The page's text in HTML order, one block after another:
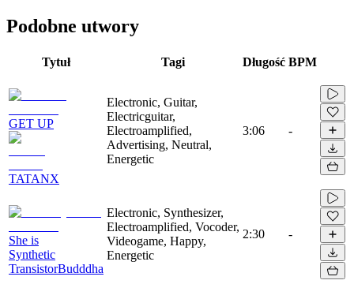
Podobne utwory
Tytuł Tagi Długość BPM
GET UP
TATANX
Electronic, Guitar,
Electricguitar,
Electroamplified,
Advertising, Neutral,
Energetic
3:06 -
She is
Synthetic
TransistorBudddha
Electronic, Synthesizer,
Electroamplified, Vocoder,
Videogame, Happy,
Energetic
2:30 -